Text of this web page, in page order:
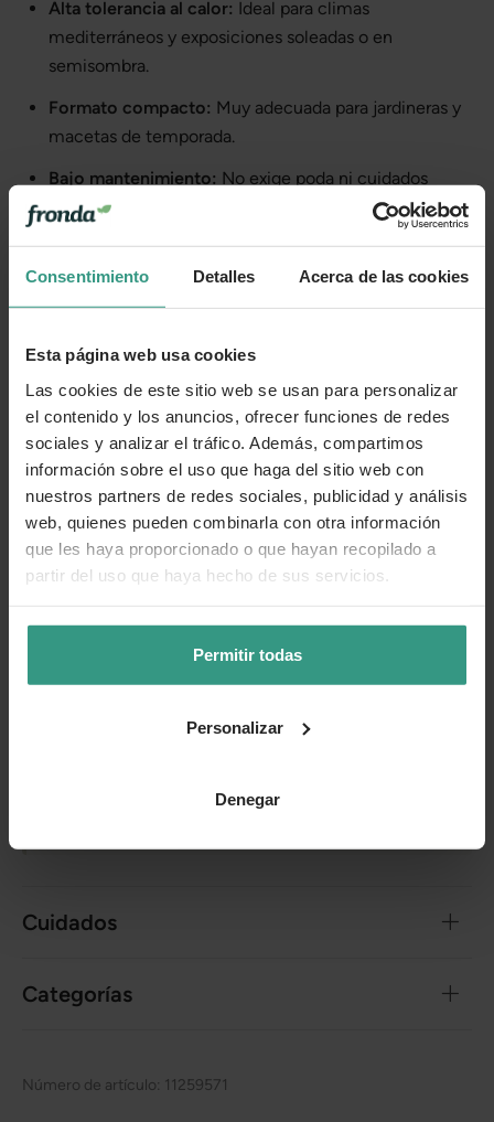
Consentimiento Detalles Acerca de las cookies
Esta página web usa cookies
Las cookies de este sitio web se usan para personalizar
el contenido y los anuncios, ofrecer funciones de redes
sociales y analizar el tráfico. Además, compartimos
información sobre el uso que haga del sitio web con
nuestros partners de redes sociales, publicidad y análisis
web, quienes pueden combinarla con otra información
que les haya proporcionado o que hayan recopilado a
partir del uso que haya hecho de sus servicios.
Permitir todas
Personalizar
Denegar
Alta tolerancia al calor: Ideal para climas
mediterráneos y exposiciones soleadas o en
semisombra.
Formato compacto: Muy adecuada para jardineras y
macetas de temporada.
Bajo mantenimiento: No exige poda ni cuidados
complejos.
Versátil:Se adapta a espacios urbanos o jardines
tradicionales.
No tolera el frío:Sensible a las heladas, requiere
protección o cultivo como anual.
Evitar exceso de agua:Prefiere riegos moderados y
buen drenaje.
Florece mejor con buena luz:Necesita luz
abundante para una floración intensa.
Fertilización ligera: Un abono cada 2 semanas en
Mantenimiento mínimo:Solo se recomienda retirar
planta que recibas puede variar levemente su apariencia
Cuidados
Categorías
Número de artículo: 11259571